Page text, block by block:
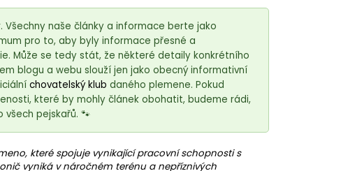
naše články a informace berte jako
pro to, aby byly informace přesné a
Může se tedy stát, že některé detaily konkrétního
blogu a webu slouží jen jako obecný informativní
chovatelský klub daného plemene. Pokud
které by mohly článek obohatit, budeme rádi,
pejskařů. 🐾
, které spojuje vynikající pracovní schopnosti s
vyniká v náročném terénu a nepříznivých